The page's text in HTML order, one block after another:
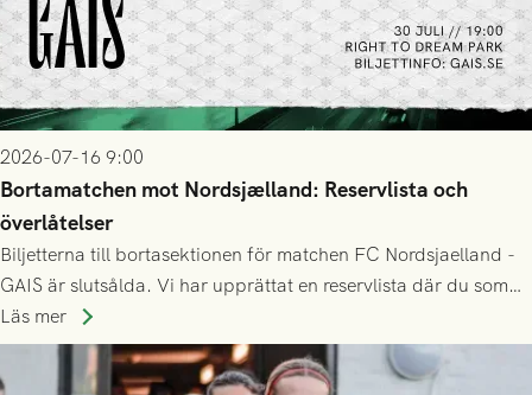
2026-07-16 9:00
Bortamatchen mot Nordsjælland: Reservlista och
överlåtelser
Biljetterna till bortasektionen för matchen FC Nordsjaelland -
GAIS är slutsålda. Vi har upprättat en reservlista där du som
ännu inte har någon biljett kan anmäla ditt intresse. Du kan
inte själv överlåta din biljett till någon annan.
Läs mer